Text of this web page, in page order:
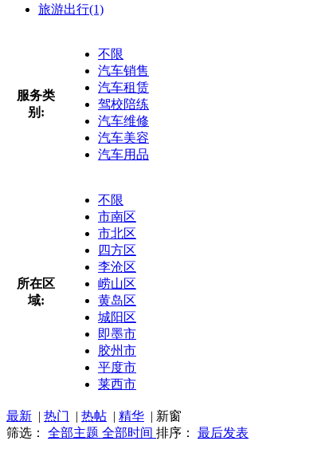
旅游出行(1)
服务类
别:
不限
汽车销售
汽车租赁
驾校陪练
汽车维修
汽车美容
汽车用品
所在区
域:
不限
市南区
市北区
四方区
李沧区
崂山区
黄岛区
城阳区
即墨市
胶州市
平度市
莱西市
最新 | 热门 | 热帖 | 精华 | 新窗
筛选： 全部主题 全部时间 排序： 最后发表